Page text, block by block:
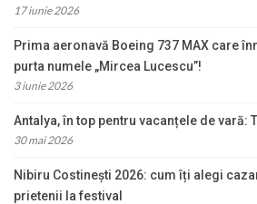
17 iunie 2026
Prima aeronavă Boeing 737 MAX care
purta numele „Mircea Lucescu”!
3 iunie 2026
Antalya, în top pentru vacanțele de vară:
30 mai 2026
Nibiru Costinești 2026: cum îți alegi
prietenii la festival